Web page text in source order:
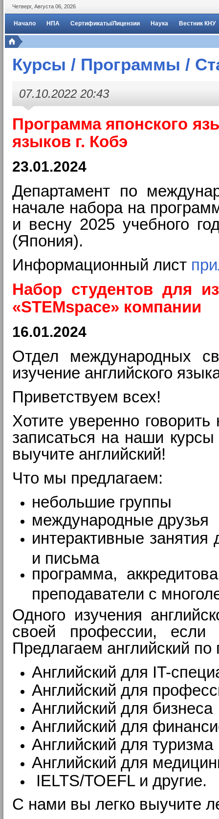
Четверг, Августа 06 2026
Начало НПА Сертификаты/Лицензии Наука Вестник КНУ
Курсы / Программы /
07.10.2022 20:43
Программа японского
языков г. Кобэ
23.01.2024
Департамент по
начале набора на
и весну 2025 учебного
(Япония).
Информационный лист
Набор студентов для
«STEMspace» компании
16.01.2024
Отдел международных
изучение английского
Приветствуем всех!
Хотите уверенно
записаться на наши
выучите английский!
Что мы предлагаем:
небольшие группы
международные друзья
интерактивные занятия
и письма
программа,
преподаватели с
Одного изучения
своей профессии, если
Предлагаем английский
Английский для IT-
Английский для
Английский для бизнеса
Английский для
Английский для туризма
Английский для
IELTS/TOEFL и другие.
С нами вы легко выучите